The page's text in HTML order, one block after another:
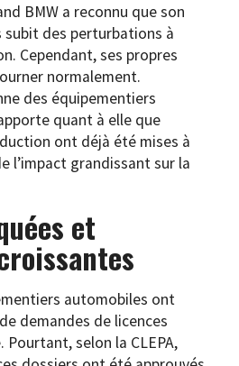
BMW a reconnu que son
subit des perturbations à
Cependant, ses propres
normalement.
des équipementiers
quant à elle que
ont déjà été mises à
l’impact grandissant sur la
et
automobiles ont
demandes de licences
Pourtant, selon la CLEPA,